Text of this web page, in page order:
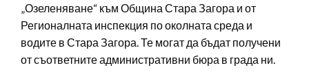
„Озеленяване“ към Община Стара Загора и от
Регионалната инспекция по околната среда и
водите в Стара Загора. Те могат да бъдат получени
от съответните административни бюра в града ни.